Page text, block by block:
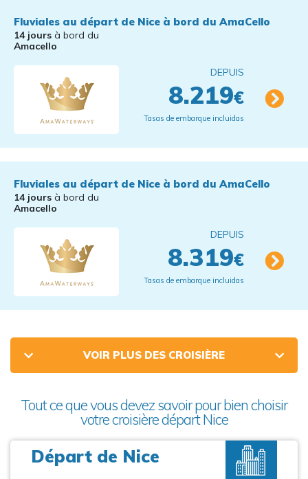
Fluviales au départ de Nice à bord du AmaCello
14 jours à bord du
Amacello
DEPUIS
8.219€
Tasas de embarque incluidas
Fluviales au départ de Nice à bord du AmaCello
14 jours à bord du
Amacello
DEPUIS
8.319€
Tasas de embarque incluidas
VOIR PLUS DES CROISIÈRE
Tout ce que vous devez savoir pour bien choisir
votre croisière départ Nice
Départ de Nice